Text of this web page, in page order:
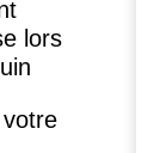
lors